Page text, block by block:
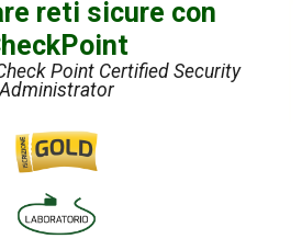
reti sicure con
Point Certified Security
Administrator